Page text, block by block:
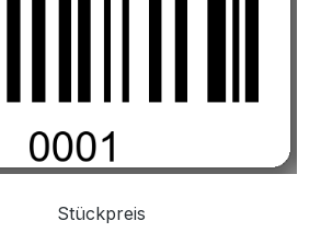
Stückpreis